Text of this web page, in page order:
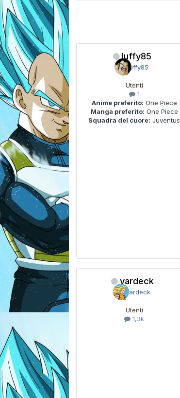
luffy85
Utenti
1
Anime preferito: One Piece
Manga preferito: One Piece
Squadra del cuore: Juventus
vardeck
Utenti
1,3k